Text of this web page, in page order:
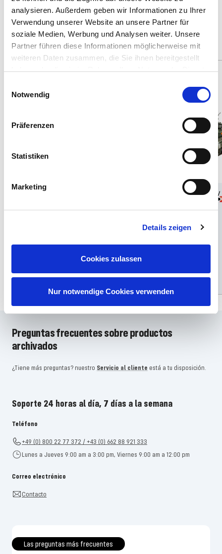
analysieren. Außerdem geben wir Informationen zu Ihrer
Verwendung unserer Website an unsere Partner für
soziale Medien, Werbung und Analysen weiter. Unsere
Partner führen diese Informationen möglicherweise mit
weiteren Daten zusammen, die Sie ihnen bereitgestellt
haben oder die sie im Rahmen Ihrer Nutzung der Dienste
Notwendig
Präferenzen
Statistiken
Marketing
Details zeigen
Cookies zulassen
Nur notwendige Cookies verwenden
Productos actuales que te pueden
interesar
Spare: 2%
oferta
Añadir
Spare: 17%
T-72 M1
oferta
Precio
€20,49
Añadir
Preguntas frecuentes sobre productos
archivados
¿Tiene más preguntas? nuestro Servicio al cliente está a tu disposición.
Soporte 24 horas al día, 7 días a la semana
Teléfono
+49 (0) 800 22 77 372 / +43 (0) 662 88 921 333
Lunes a Jueves 9:00 am a 3:00 pm, Viernes 9:00 am a 12:00 pm
Correo electrónico
Contacto
Las preguntas más frecuentes